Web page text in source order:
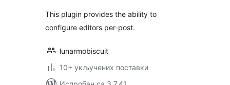
This plugin provides the ability to
configure editors per-post.
lunarmobiscuit
10+ укључених поставки